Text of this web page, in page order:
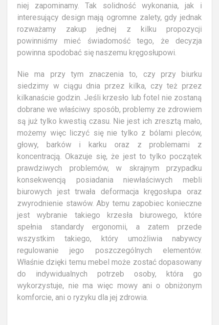
niej zapominamy. Tak solidność wykonania, jak i
interesujący design mają ogromne zalety, gdy jednak
rozważamy zakup jednej z kilku propozycji
powinniśmy mieć świadomość tego, że decyzja
powinna spodobać się naszemu kręgosłupowi.
Nie ma przy tym znaczenia to, czy przy biurku
siedzimy w ciągu dnia przez kilka, czy też przez
kilkanaście godzin. Jeśli krzesło lub fotel nie zostaną
dobrane we właściwy sposób, problemy ze zdrowiem
są już tylko kwestią czasu. Nie jest ich zresztą mało,
możemy więc liczyć się nie tylko z bólami pleców,
głowy, barków i karku oraz z problemami z
koncentracją. Okazuje się, że jest to tylko początek
prawdziwych problemów, w skrajnym przypadku
konsekwencją posiadania niewłaściwych mebli
biurowych jest trwała deformacja kręgosłupa oraz
zwyrodnienie stawów. Aby temu zapobiec konieczne
jest wybranie takiego krzesła biurowego, które
spełnia standardy ergonomii, a zatem przede
wszystkim takiego, który umożliwia nabywcy
regulowanie jego poszczególnych elementów.
Właśnie dzięki temu mebel może zostać dopasowany
do indywidualnych potrzeb osoby, która go
wykorzystuje, nie ma więc mowy ani o obniżonym
komforcie, ani o ryzyku dla jej zdrowia.